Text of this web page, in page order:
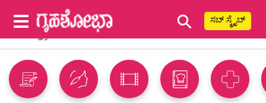
⚲ ಸಬ್ ಸ್ಕ್ರೈಬ್